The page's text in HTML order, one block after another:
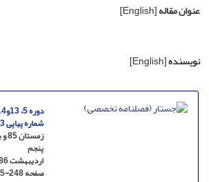
عنوان مقاله[English]
نویسنده[English]
شماره پیاپی 13
پنجم
اردیبهشت 1386
صفحه248